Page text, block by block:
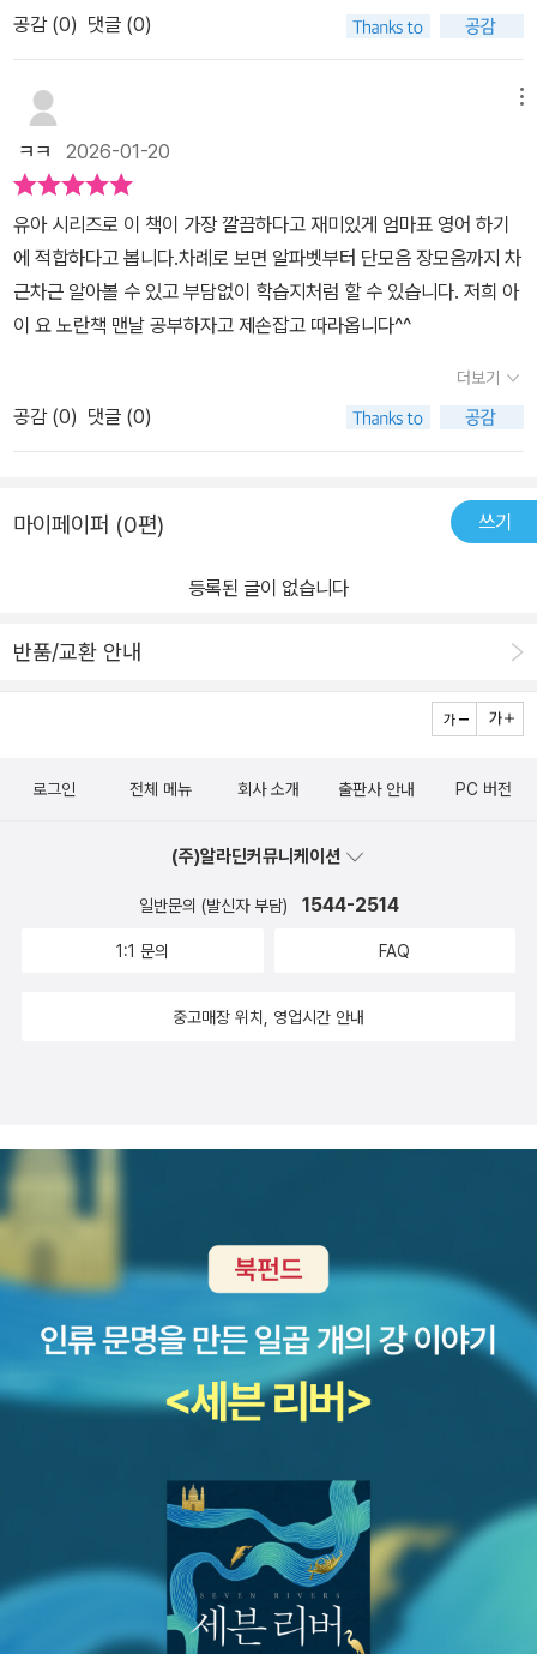
공감 (0) 댓글 (0)
ㅋㅋ 2026-01-20
유아 시리즈로 이 책이 가장 깔끔하다고 재미있게 엄마표 영어 하기
에 적합하다고 봅니다.차례로 보면 알파벳부터 단모음 장모음까지 차
근차근 알아볼 수 있고 부담없이 학습지처럼 할 수 있습니다. 저희 아
이 요 노란책 맨날 공부하자고 제손잡고 따라옵니다^^
더보기
공감 (0) 댓글 (0)
마이페이퍼 (0편) 쓰기
등록된 글이 없습니다
반품/교환 안내
로그인 전체 메뉴 회사 소개 출판사 안내 PC 버전
(주)알라딘커뮤니케이션
일반문의 (발신자 부담) 1544-2514
1:1 문의 FAQ
중고매장 위치, 영업시간 안내